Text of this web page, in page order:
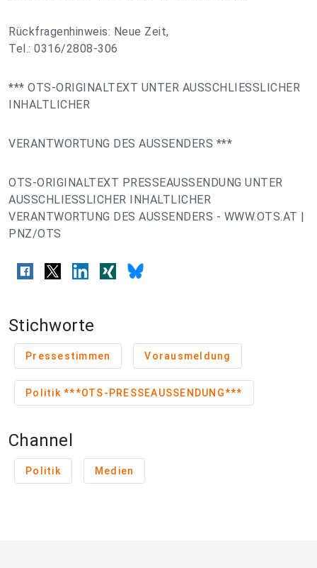
Rückfragenhinweis: Neue Zeit,
Tel.: 0316/2808-306
*** OTS-ORIGINALTEXT UNTER AUSSCHLIESSLICHER
INHALTLICHER
VERANTWORTUNG DES AUSSENDERS ***
OTS-ORIGINALTEXT PRESSEAUSSENDUNG UNTER
AUSSCHLIESSLICHER INHALTLICHER
VERANTWORTUNG DES AUSSENDERS - WWW.OTS.AT |
PNZ/OTS
Stichworte
Pressestimmen Vorausmeldung
Politik ***OTS-PRESSEAUSSENDUNG***
Channel
Politik Medien